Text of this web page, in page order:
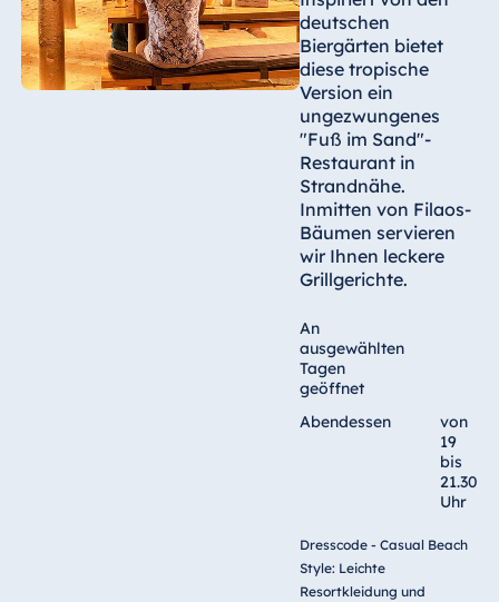
deutschen
Biergärten bietet
diese tropische
Version ein
ungezwungenes
"Fuß im Sand"-
Restaurant in
Strandnähe.
Inmitten von Filaos-
Bäumen servieren
wir Ihnen leckere
Grillgerichte.
An
ausgewählten
Tagen
geöffnet
Abendessen
von
19
bis
21.30
Uhr
Dresscode - Casual Beach
Style: Leichte
Resortkleidung und